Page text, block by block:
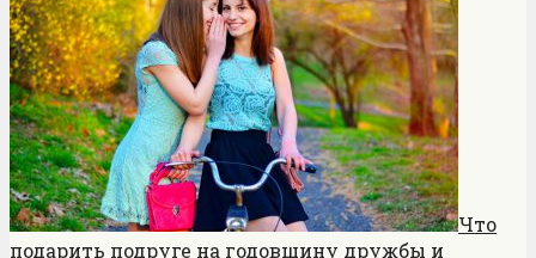
Что
подарить подруге на годовщину дружбы и